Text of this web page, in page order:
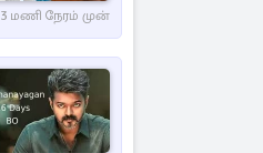
3 மணி நேரம் முன்